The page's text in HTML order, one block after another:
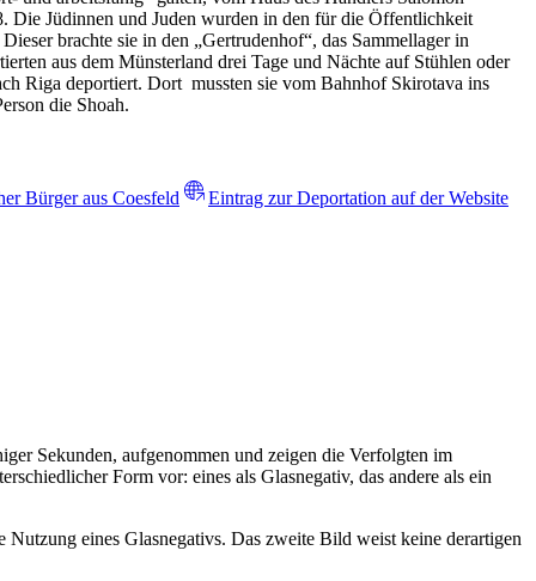
Die Jüdinnen und Juden wurden in den für die Öffentlichkeit
brachte sie in den „Gertrudenhof“, das Sammellager in
aus dem Münsterland drei Tage und Nächte auf Stühlen oder
Riga deportiert. Dort mussten sie vom Bahnhof Skirotava ins
die Shoah.
Bürger aus Coesfeld
Eintrag zur Deportation auf der Website
Sekunden, aufgenommen und zeigen die Verfolgten im
Form vor: eines als Glasnegativ, das andere als ein
eines Glasnegativs. Das zweite Bild weist keine derartigen